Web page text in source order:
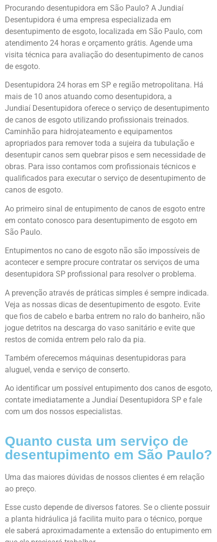
Procurando desentupidora em São Paulo? A Jundiaí
Desentupidora é uma empresa especializada em
desentupimento de esgoto, localizada em São Paulo, com
atendimento 24 horas e orçamento grátis. Agende uma
visita técnica para avaliação do desentupimento de canos
de esgoto.
Desentupidora 24 horas em SP e região metropolitana. Há
mais de 10 anos atuando como desentupidora, a
Jundiaí Desentupidora oferece o serviço de desentupimento
de canos de esgoto utilizando profissionais treinados.
Caminhão para hidrojateamento e equipamentos
apropriados para remover toda a sujeira da tubulação e
desentupir canos sem quebrar pisos e sem necessidade de
obras. Para isso contamos com profissionais técnicos e
qualificados para executar o serviço de desentupimento de
canos de esgoto.
Ao primeiro sinal de entupimento de canos de esgoto entre
em contato conosco para desentupimento de esgoto em
São Paulo.
Entupimentos no cano de esgoto não são impossíveis de
acontecer e sempre procure contratar os serviços de uma
desentupidora SP profissional para resolver o problema.
A prevenção através de práticas simples é sempre indicada.
Veja as nossas dicas de desentupimento de esgoto. Evite
que fios de cabelo e barba entrem no ralo do banheiro, não
jogue detritos na descarga do vaso sanitário e evite que
restos de comida entrem pelo ralo da pia.
Também oferecemos máquinas desentupidoras para
aluguel, venda e serviço de conserto.
Ao identificar um possível entupimento dos canos de esgoto,
contate imediatamente a Jundiaí Desentupidora SP e fale
com um dos nossos especialistas.
Quanto custa um serviço de
desentupimento em São Paulo?
Uma das maiores dúvidas de nossos clientes é em relação
ao preço.
Esse custo depende de diversos fatores. Se o cliente possuir
a planta hidráulica já facilita muito para o técnico, porque
ele saberá aproximadamente a extensão do entupimento em